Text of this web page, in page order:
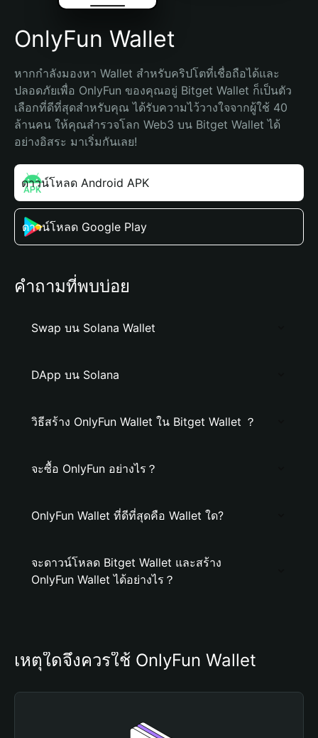
OnlyFun Wallet
หากกำลังมองหา Wallet สำหรับคริปโตที่เชื่อถือได้และ
ปลอดภัยเพื่อ OnlyFun ของคุณอยู่ Bitget Wallet ก็เป็นตัว
เลือกที่ดีที่สุดสำหรับคุณ ได้รับความไว้วางใจจากผู้ใช้ 40
ล้านคน ให้คุณสำรวจโลก Web3 บน Bitget Wallet ได้
อย่างอิสระ มาเริ่มกันเลย!
ดาวน์โหลด Android APK
ดาวน์โหลด Google Play
คำถามที่พบบ่อย
Swap บน Solana Wallet
DApp บน Solana
วิธีสร้าง OnlyFun Wallet ใน Bitget Wallet ？
จะซื้อ OnlyFun อย่างไร？
OnlyFun Wallet ที่ดีที่สุดคือ Wallet ใด?
จะดาวน์โหลด Bitget Wallet และสร้าง
OnlyFun Wallet ได้อย่างไร？
เหตุใดจึงควรใช้ OnlyFun Wallet